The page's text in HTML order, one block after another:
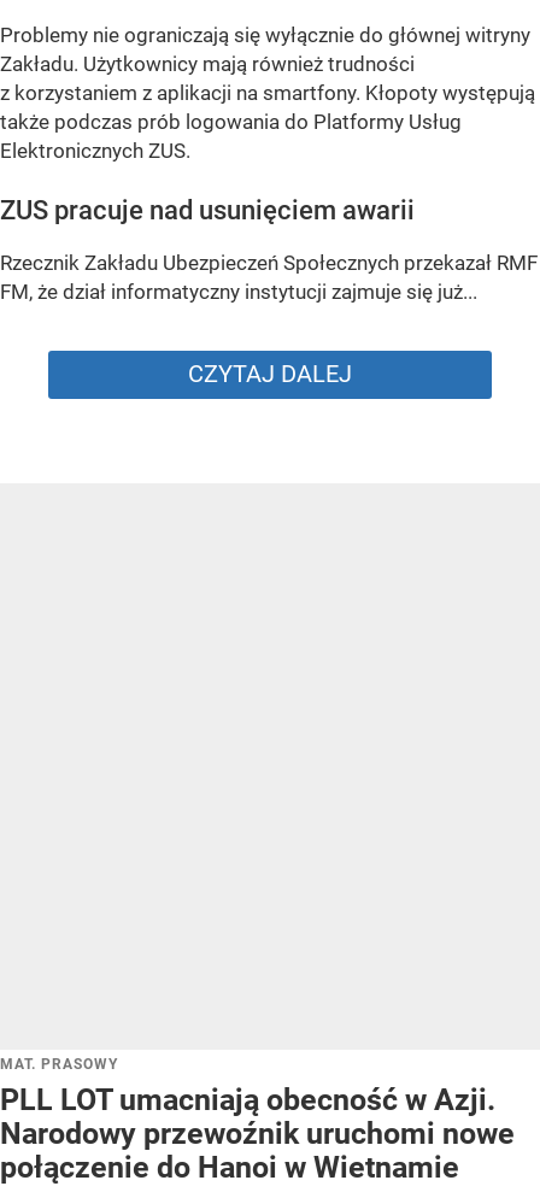
Problemy nie ograniczają się wyłącznie do głównej witryny
Zakładu. Użytkownicy mają również trudności
z korzystaniem z aplikacji na smartfony. Kłopoty występują
także podczas prób logowania do Platformy Usług
Elektronicznych ZUS.
ZUS pracuje nad usunięciem awarii
Rzecznik Zakładu Ubezpieczeń Społecznych przekazał RMF
FM, że dział informatyczny instytucji zajmuje się już...
CZYTAJ DALEJ
MAT. PRASOWY
PLL LOT umacniają obecność w Azji.
Narodowy przewoźnik uruchomi nowe
połączenie do Hanoi w Wietnamie